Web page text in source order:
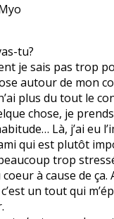
tu?
je sais pas trop
autour de mon
plus du tout le
chose, je
Là, j’ai eu
qui est plutôt
trop
à cause de ça.
un tout qui